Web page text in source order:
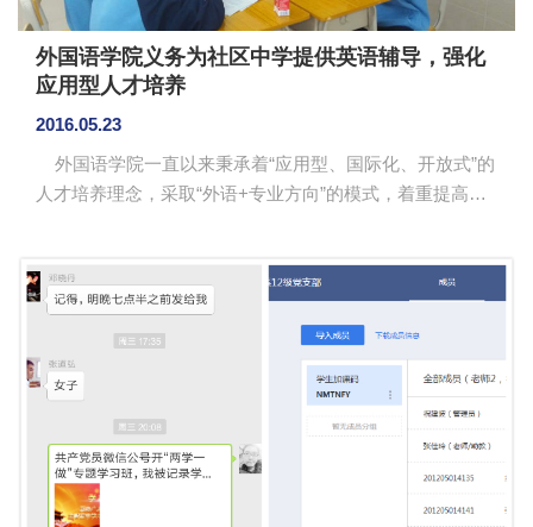
外国语学院义务为社区中学提供英语辅导，强化
应用型人才培养
2016.05.23
外国语学院一直以来秉承着“应用型、国际化、开放式”的
人才培养理念，采取“外语+专业方向”的模式，着重提高学
外国语学院选派高年级英语口语优秀的学生去镇龙中学实
习，义务为初三学生进行英语口语考试考前辅导，旨在通
过一个月的强化训练，提高初三生的中考口试成绩。 随
后，外国语学院专业教师团队经过层层选拔甄选了23名实
习生并进行了专业培训。为进一步了解学校及学生的具体
情况，外国语学院...